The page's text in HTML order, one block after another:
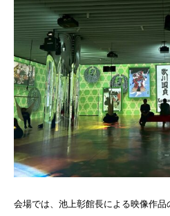
会場では、池上彰館長による映像作